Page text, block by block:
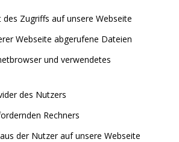
Zugriffs auf unsere Webseite
Webseite abgerufene Dateien
und verwendetes
des Nutzers
Rechners
der Nutzer auf unsere Webseite